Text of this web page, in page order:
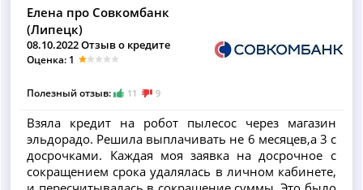
Елена про Совкомбанк
(Липецк)
08.10.2022 Отзыв о кредите
Оценка: 1
Полезный отзыв: 11 9
Взяла кредит на робот пылесос через магазин
эльдорадо. Решила выплачивать не 6 месяцев,а 3 с
досрочками. Каждая моя заявка на досрочное с
сокращением срока удалялась в личном кабинете,